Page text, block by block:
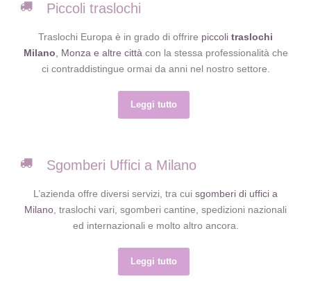
Piccoli traslochi
Traslochi Europa è in grado di offrire piccoli traslochi
Milano, Monza e altre città con la stessa professionalità che
ci contraddistingue ormai da anni nel nostro settore.
Leggi tutto
Sgomberi Uffici a Milano
L’azienda offre diversi servizi, tra cui sgomberi di uffici a
Milano, traslochi vari, sgomberi cantine, spedizioni nazionali
ed internazionali e molto altro ancora.
Leggi tutto